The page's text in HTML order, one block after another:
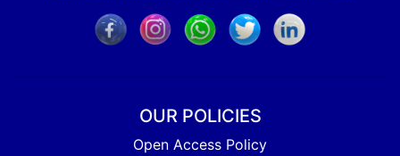
OUR POLICIES
Open Access Policy